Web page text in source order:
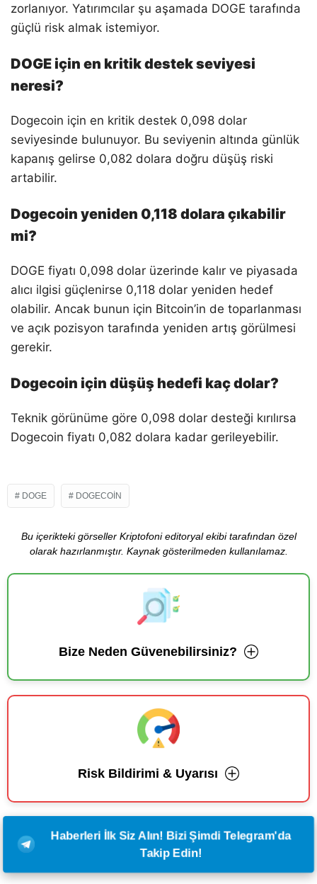
zorlanıyor. Yatırımcılar şu aşamada DOGE tarafında
güçlü risk almak istemiyor.
DOGE için en kritik destek seviyesi
neresi?
Dogecoin için en kritik destek 0,098 dolar
seviyesinde bulunuyor. Bu seviyenin altında günlük
kapanış gelirse 0,082 dolara doğru düşüş riski
artabilir.
Dogecoin yeniden 0,118 dolara çıkabilir
mi?
DOGE fiyatı 0,098 dolar üzerinde kalır ve piyasada
alıcı ilgisi güçlenirse 0,118 dolar yeniden hedef
olabilir. Ancak bunun için Bitcoin’in de toparlanması
ve açık pozisyon tarafında yeniden artış görülmesi
gerekir.
Dogecoin için düşüş hedefi kaç dolar?
Teknik görünüme göre 0,098 dolar desteği kırılırsa
Dogecoin fiyatı 0,082 dolara kadar gerileyebilir.
DOGE DOGECOIN
Bu içerikteki görseller Kriptofoni editoryal ekibi tarafından özel
olarak hazırlanmıştır. Kaynak gösterilmeden kullanılamaz.
Bize Neden Güvenebilirsiniz?
Risk Bildirimi & Uyarısı
Haberleri İlk Siz Alın! Bizi Şimdi Telegram'da
Takip Edin!